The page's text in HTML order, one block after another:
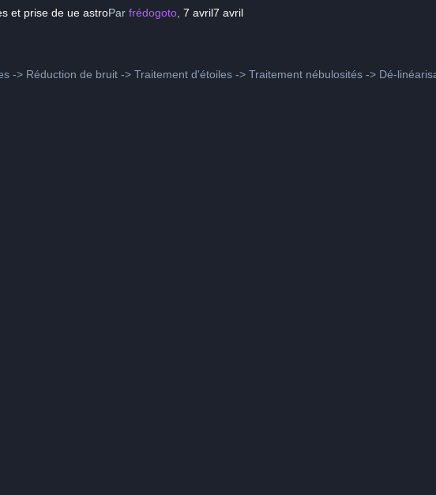
et prise de ue astroParfrédogoto ,7 avril7 avril
-> Réduction de bruit -> Traitement d'étoiles -> Traitement nébulosités -> Dé-